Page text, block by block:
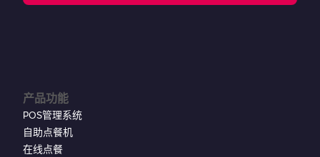
产品功能
POS管理系统
自助点餐机
在线点餐